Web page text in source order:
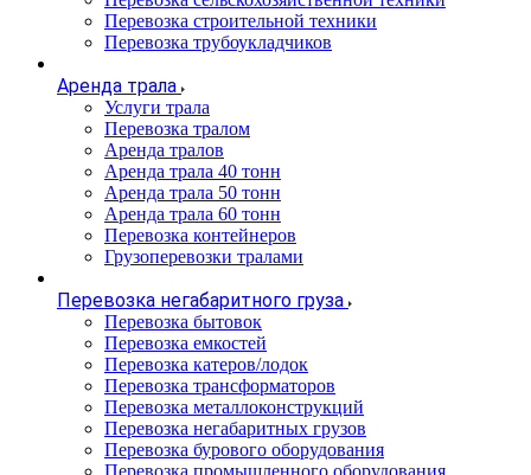
Перевозка строительной техники
Перевозка трубоукладчиков
Аренда трала
Услуги трала
Перевозка тралом
Аренда тралов
Аренда трала 40 тонн
Аренда трала 50 тонн
Аренда трала 60 тонн
Перевозка контейнеров
Грузоперевозки тралами
Перевозка негабаритного груза
Перевозка бытовок
Перевозка емкостей
Перевозка катеров/лодок
Перевозка трансформаторов
Перевозка металлоконструкций
Перевозка негабаритных грузов
Перевозка бурового оборудования
Перевозка промышленного оборудования